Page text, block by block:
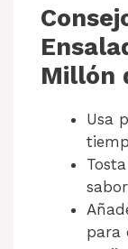
Millón
Usa
para